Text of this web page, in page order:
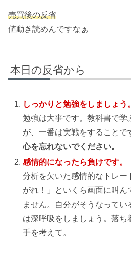
売買後の反省
値動き読めんですなぁ
本日の反省から
しっかりと勉強をしましょう。
勉強は大事です。教科書で学
が、一番は実戦をすることで
心を忘れないでください。
感情的になったら負けです。
分析を欠いた感情的なトレー
がれ！」といくら画面に叫ん
ません。自分がそうなって
は深呼吸をしましょう。落ち
手を考えて。